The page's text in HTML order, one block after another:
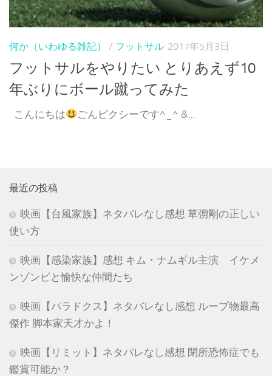
何か（いわゆる雑記） / フットサル 2017年5月3日
フットサルをやりたい とりあえず10
年ぶりにボール蹴ってみた
こんにちは ごんピクシーです^_^ &...
最近の投稿
映画【台風家族】ネタバレなし感想 草彅剛の正しい
使い方
映画【感染家族】感想 キム・ナムギル主演 イケメ
ンゾンビと愉快な仲間たち
映画【パラドクス】ネタバレなし感想 ループ物最高
傑作 脚本家天才かよ！
映画【リミット】ネタバレなし感想 閉所恐怖症でも
鑑賞可能か？